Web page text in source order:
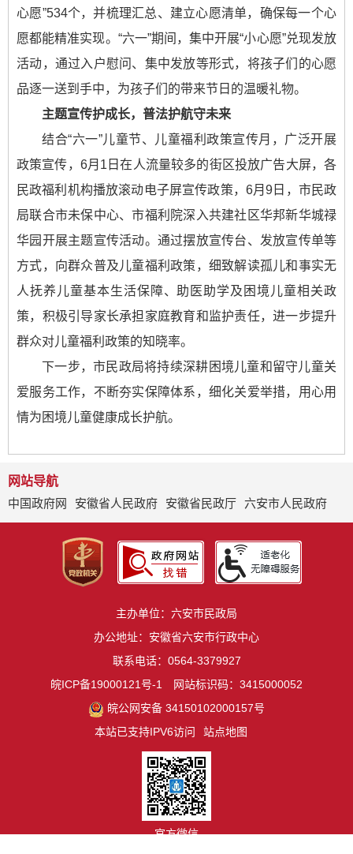
心愿”534个，并梳理汇总、建立心愿清单，确保每一个心
愿都能精准实现。“六一”期间，集中开展“小心愿”兑现发放
活动，通过入户慰问、集中发放等形式，将孩子们的心愿
品逐一送到手中，为孩子们的带来节日的温暖礼物。
主题宣传护成长，普法护航守未来
结合“六一”儿童节、儿童福利政策宣传月，广泛开展
政策宣传，6月1日在人流量较多的街区投放广告大屏，各
民政福利机构播放滚动电子屏宣传政策，6月9日，市民政
局联合市未保中心、市福利院深入共建社区华邦新华城禄
华园开展主题宣传活动。通过摆放宣传台、发放宣传单等
方式，向群众普及儿童福利政策，细致解读孤儿和事实无
人抚养儿童基本生活保障、助医助学及困境儿童相关政
策，积极引导家长承担家庭教育和监护责任，进一步提升
群众对儿童福利政策的知晓率。
下一步，市民政局将持续深耕困境儿童和留守儿童关
爱服务工作，不断夯实保障体系，细化关爱举措，用心用
情为困境儿童健康成长护航。
网站导航
中国政府网
安徽省人民政府 安徽省民政厅 六安市人民政府
主办单位：六安市民政局
办公地址：安徽省六安市行政中心
联系电话：0564-3379927
皖ICP备19000121号-1
网站标识码：3415000052
皖公网安备 34150102000157号
本站已支持IPV6访问
站点地图
官方微信